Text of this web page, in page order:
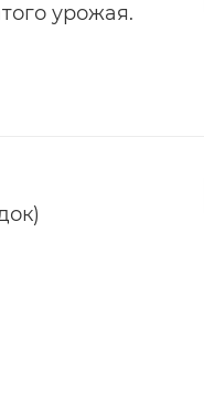
урожая.